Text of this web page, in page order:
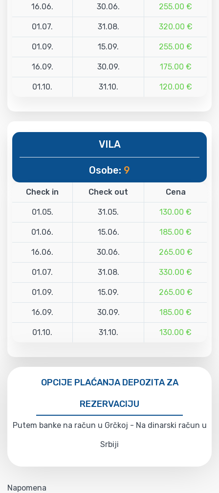
16.06. 30.06. 255.00 €
01.07. 31.08. 320.00 €
01.09. 15.09. 255.00 €
16.09. 30.09. 175.00 €
01.10. 31.10. 120.00 €
VILA
Osobe: 9
Check in Check out Cena
01.05. 31.05. 130.00 €
01.06. 15.06. 185.00 €
16.06. 30.06. 265.00 €
01.07. 31.08. 330.00 €
01.09. 15.09. 265.00 €
16.09. 30.09. 185.00 €
01.10. 31.10. 130.00 €
OPCIJE PLAĆANJA DEPOZITA ZA
REZERVACIJU
Putem banke na račun u Grčkoj - Na dinarski račun u
Srbiji
Napomena